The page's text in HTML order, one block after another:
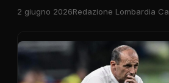
2 giugno 2026Redazione Lombardia